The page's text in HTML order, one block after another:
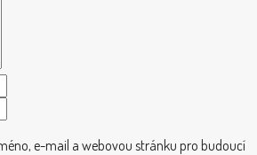
e-mail a webovou stránku pro budoucí